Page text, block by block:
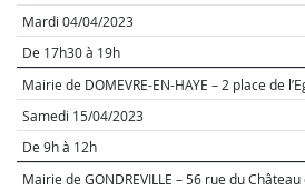
Mardi 04/04/2023
De 17h30 à 19h
Mairie de DOMEVRE-EN-HAYE – 2 place de
Samedi 15/04/2023
De 9h à 12h
Mairie de GONDREVILLE – 56 rue du